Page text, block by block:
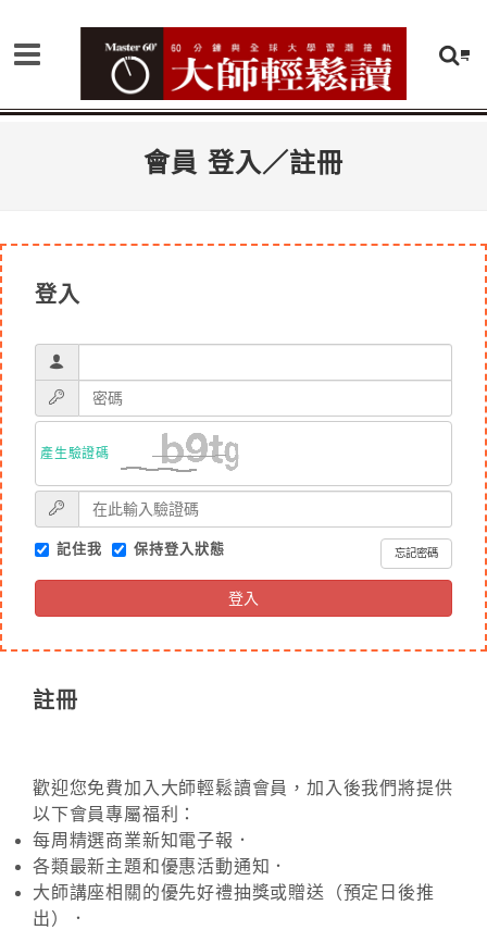
會員 登入／註冊
登入
產生驗證碼
記住我 保持登入狀態 忘記密碼
登入
註冊
歡迎您免費加入大師輕鬆讀會員，加入後我們將提供
以下會員專屬福利：
每周精選商業新知電子報．
各類最新主題和優惠活動通知．
大師講座相關的優先好禮抽獎或贈送（預定日後推
出）．